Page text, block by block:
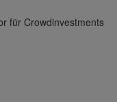
für Crowdinvestments